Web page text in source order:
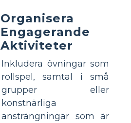
Organisera
Engagerande
Aktiviteter
Inkludera övningar som
rollspel, samtal i små
grupper eller
konstnärliga
ansträngningar som är